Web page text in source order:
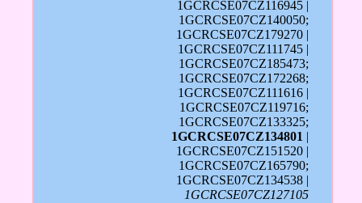
1GCRCSE07CZ116945 |
1GCRCSE07CZ140050;
1GCRCSE07CZ179270 |
1GCRCSE07CZ111745 |
1GCRCSE07CZ185473;
1GCRCSE07CZ172268;
1GCRCSE07CZ111616 |
1GCRCSE07CZ119716;
1GCRCSE07CZ133325;
1GCRCSE07CZ134801 |
1GCRCSE07CZ151520 |
1GCRCSE07CZ165790;
1GCRCSE07CZ134538 |
1GCRCSE07CZ127105